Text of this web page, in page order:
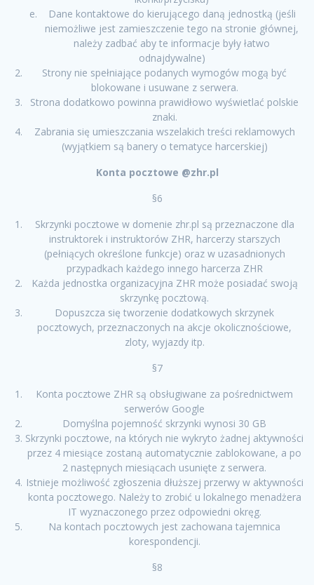
Dane kontaktowe do kierującego daną jednostką (jeśli
niemożliwe jest zamieszczenie tego na stronie głównej,
należy zadbać aby te informacje były łatwo
odnajdywalne)
Strony nie spełniające podanych wymogów mogą być
blokowane i usuwane z serwera.
Strona dodatkowo powinna prawidłowo wyświetlać polskie
znaki.
Zabrania się umieszczania wszelakich treści reklamowych
(wyjątkiem są banery o tematyce harcerskiej)
Konta pocztowe @zhr.pl
§6
Skrzynki pocztowe w domenie zhr.pl są przeznaczone dla
instruktorek i instruktorów ZHR, harcerzy starszych
(pełniących określone funkcje) oraz w uzasadnionych
przypadkach każdego innego harcerza ZHR
Każda jednostka organizacyjna ZHR może posiadać swoją
skrzynkę pocztową.
Dopuszcza się tworzenie dodatkowych skrzynek
pocztowych, przeznaczonych na akcje okolicznościowe,
zloty, wyjazdy itp.
§7
Konta pocztowe ZHR są obsługiwane za pośrednictwem
serwerów Google
Domyślna pojemność skrzynki wynosi 30 GB
Skrzynki pocztowe, na których nie wykryto żadnej aktywności
przez 4 miesiące zostaną automatycznie zablokowane, a po
2 następnych miesiącach usunięte z serwera.
Istnieje możliwość zgłoszenia dłuższej przerwy w aktywności
konta pocztowego. Należy to zrobić u lokalnego menadżera
IT wyznaczonego przez odpowiedni okręg.
Na kontach pocztowych jest zachowana tajemnica
korespondencji.
§8